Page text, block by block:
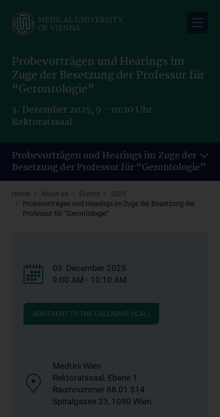
main
Probevorträgen und Hearings im
Zuge der Besetzung der Professur für
“Gerontologie”
3. Dezember 2025, 9 - 10:10 Uhr
Rektoratssaal
Probevorträgen und Hearings im Zuge der
Besetzung der Professur für “Gerontologie”
Home About us Events
2025
Probevorträgen und Hearings im Zuge der Besetzung der
Professur für “Gerontologie”
03. December 2025
9:00 AM - 10:10 AM
ADD EVENT TO THE CALENDAR (ICAL)
MedUni Wien
Rektoratssaal, Ebene 1
Raumnummer 88.01.514
Spitalgasse 23, 1090 Wien